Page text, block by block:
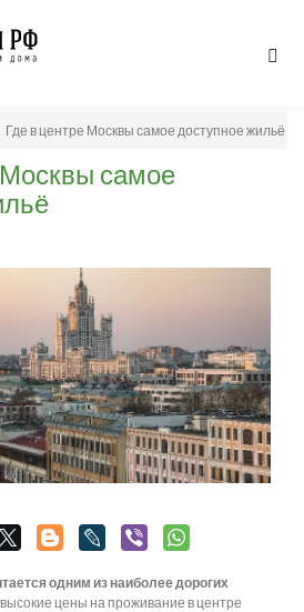
Где в центре Москвы самое доступное жильё
самое
одним из наиболее дорогих
цены на проживание в центре